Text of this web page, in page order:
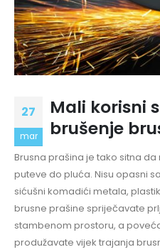
27
mar
Mali korisni
brušenje
Brusna prašina je tako sitna
puteve do pluća. Nisu opasni
sićušni komadići metala,
brusne prašine spriječavate
stambenom prostoru, a
produžavate vijek trajanja